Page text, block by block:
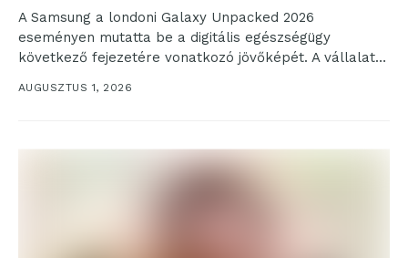
A Samsung a londoni Galaxy Unpacked 2026
eseményen mutatta be a digitális egészségügy
következő fejezetére vonatkozó jövőképét. A vállalat
AUGUSZTUS 1, 2026